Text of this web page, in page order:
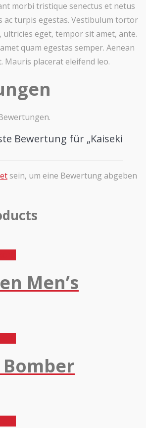
morbi tristique senectus et netus
ac turpis egestas. Vestibulum tortor
ultricies eget, tempor sit amet, ante.
quam egestas semper. Aenean
Mauris placerat eleifend leo.
Bewertung für „Kaiseki
sein, um eine Bewertung abgeben
Men’s